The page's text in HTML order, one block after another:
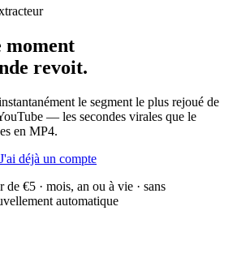
moment
revoit.
le segment le plus rejoué de
— les secondes virales que le
en MP4.
J'ai déjà un compte
€5 · mois, an ou à vie · sans
automatique